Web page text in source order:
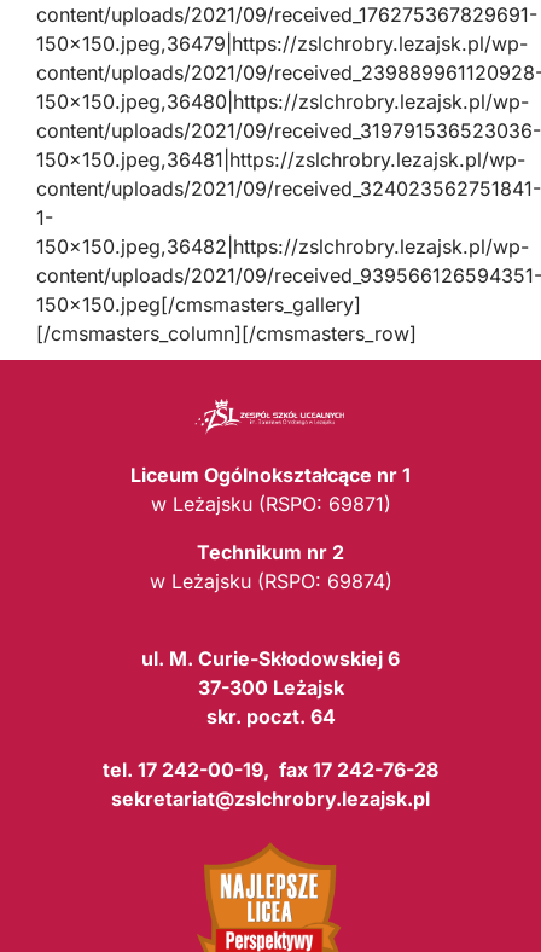
content/uploads/2021/09/received_176275367829691-
150×150.jpeg,36479|https://zslchrobry.lezajsk.pl/wp-
content/uploads/2021/09/
150×150.jpeg,36480|https://zslchrobry.lezajsk.pl/wp-
content/uploads/2021/09/received_319791536523036-
150×150.jpeg,36481|https://zslchrobry.lezajsk.pl/wp-
content/uploads/2021/09/received_324023562751841-
1-
150×150.jpeg,36482|https://zslchrobry.lezajsk.pl/wp-
content/uploads/2021/09/received_939566126594351-
150×150.jpeg[/cmsmasters_gallery]
[/cmsmasters_column][/cmsmasters_row]
Liceum Ogólnokształcące nr 1
w Leżajsku (RSPO: 69871)
Technikum nr 2
w Leżajsku (RSPO: 69874)
ul. M. Curie-Skłodowskiej 6
37-300 Leżajsk
skr. poczt. 64
tel. 17 242-00-19, fax 17 242-76-28
sekretariat@zslchrobry.lezajsk.pl